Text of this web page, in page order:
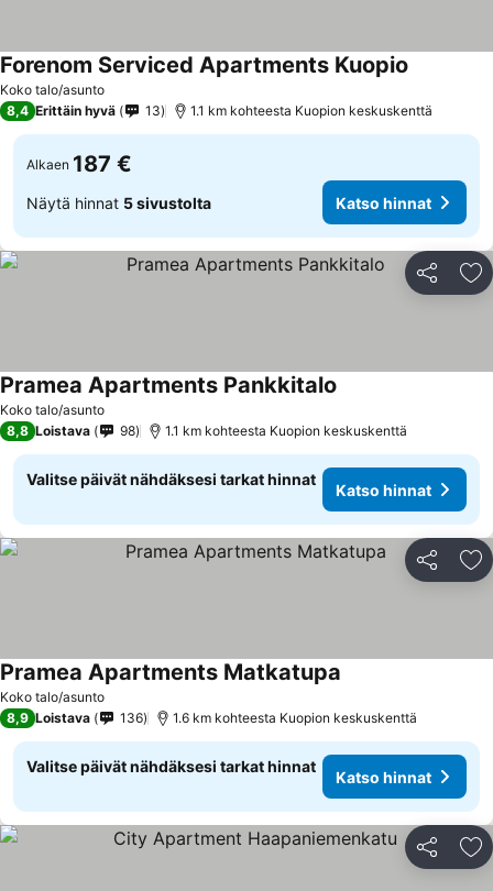
Koko talo/asunto
Forenom Serviced Apartments Kuopio
8,4 Erittäin hyvä 13 1.1 km kohteesta Kuopion keskuskenttä
Alkaen 187 €
Näytä hinnat 5 sivustolta Katso hinnat
Jaa
Koko talo/asunto
Pramea Apartments Pankkitalo
8,8 Loistava 98 1.1 km kohteesta Kuopion keskuskenttä
Valitse päivät nähdäksesi tarkat hinnat
Katso hinnat
Jaa
Koko talo/asunto
Pramea Apartments Matkatupa
8,9 Loistava 136 1.6 km kohteesta Kuopion keskuskenttä
Valitse päivät nähdäksesi tarkat hinnat
Katso hinnat
Jaa